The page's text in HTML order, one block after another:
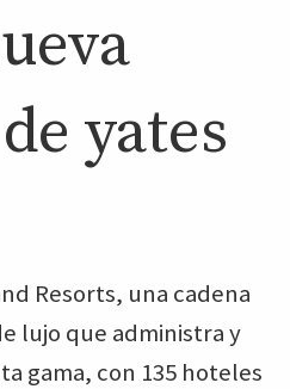
yates
Resorts, una cadena
lujo que administra y
gama, con 135 hoteles